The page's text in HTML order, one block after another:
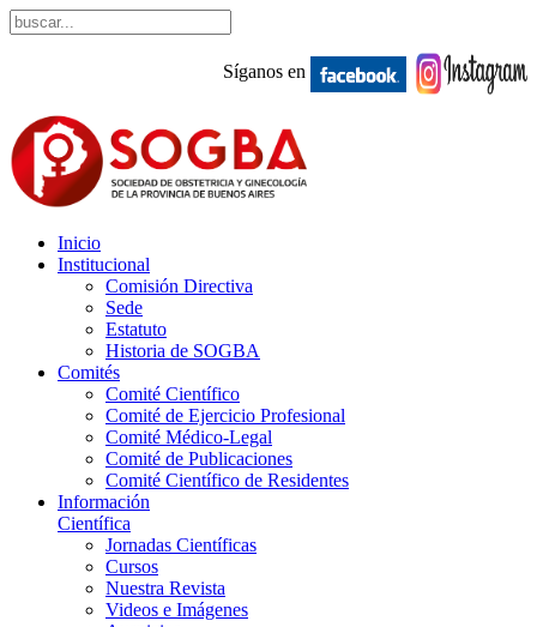
Síganos en
Inicio
Institucional
Comisión Directiva
Sede
Estatuto
Historia de SOGBA
Comités
Comité Científico
Comité de Ejercicio Profesional
Comité Médico-Legal
Comité de Publicaciones
Comité Científico de Residentes
Información
Científica
Jornadas Científicas
Cursos
Nuestra Revista
Videos e Imágenes